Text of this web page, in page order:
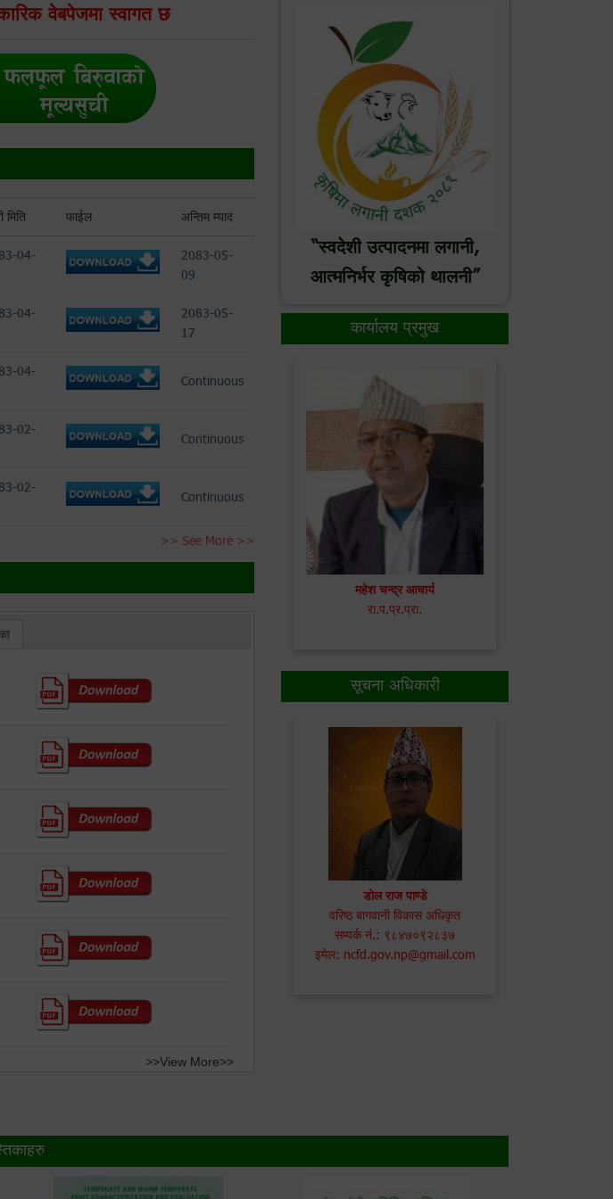
वेबपेजमा स्वागत छ
मिति फाईल अन्तिम म्याद
04-
2083-05-
09
04-
2083-05-
17
04-
Continuous
02-
Continuous
02-
Continuous
>> See More >>
>>View More>>
“स्वदेशी उत्पादनमा लगानी,
आत्मनिर्भर कृषिको थालनी”
कार्यालय प्रमुख
महेश चन्द्र आचार्य
रा.प.प्र.प्रा.
सूचना अधिकारी
डोल राज पाण्डे
वरिष्ठ बागवानी विकास अधिकृत
सम्पर्क नं.: ९८४७०९२८३७
इमेल: ncfd.gov.np@gmail.com